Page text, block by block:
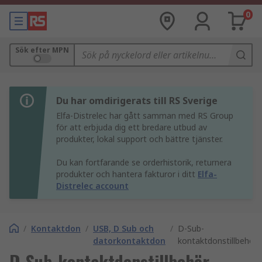
0
Sök efter MPN
Du har omdirigerats till RS Sverige
Elfa-Distrelec har gått samman med RS Group
för att erbjuda dig ett bredare utbud av
produkter, lokal support och bättre tjänster.
Du kan fortfarande se orderhistorik, returnera
produkter och hantera fakturor i ditt Elfa-
Distrelec account
/ Kontaktdon / USB, D Sub och
datorkontaktdon
/ D-Sub-
kontaktdonstillbehör